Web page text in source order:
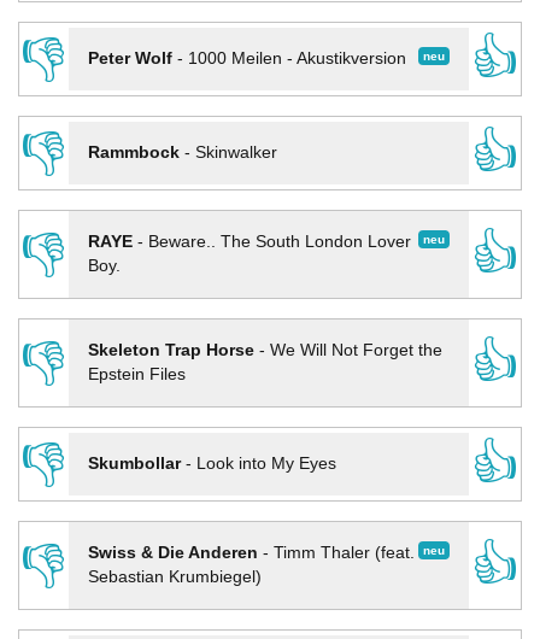
👎
neu
Peter Wolf- 1000 Meilen - Akustikversion
👍
👎
Rammbock- Skinwalker
👍
👎
neu
RAYE- Beware.. The South London Lover
Boy.
👍
👎 Skeleton Trap Horse- We Will Not Forget the
Epstein Files
👍
👎
Skumbollar- Look into My Eyes
👍
👎
neu
Swiss & Die Anderen - Timm Thaler (feat.
Sebastian Krumbiegel)
👍